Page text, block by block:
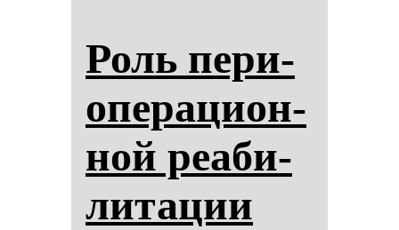
Роль пе­ри­
опе­ра­ци­он­
ной ре­аби­
ли­та­ции